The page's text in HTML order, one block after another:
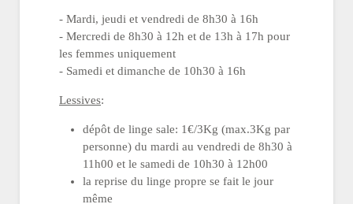
- Mardi, jeudi et vendredi de 8h30 à 16h
- Mercredi de 8h30 à 12h et de 13h à 17h pour
les femmes uniquement
- Samedi et dimanche de 10h30 à 16h
Lessives:
dépôt de linge sale: 1€/3Kg (max.3Kg par
personne) du mardi au vendredi de 8h30 à
11h00 et le samedi de 10h30 à 12h00
la reprise du linge propre se fait le jour
même